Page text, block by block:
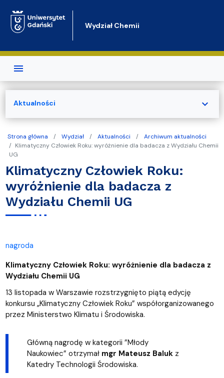
Wydział Chemii
Strona główna Wydział Aktualności
Archiwum aktualności
Klimatyczny Człowiek Roku: wyróżnienie dla badacza z Wydziału Chemii
UG
Klimatyczny Człowiek Roku:
wyróżnienie dla badacza z
Wydziału Chemii UG
nagroda
Klimatyczny Człowiek Roku: wyróżnienie dla badacza z
Wydziału Chemii UG
13 listopada w Warszawie rozstrzygnięto piątą edycję
konkursu „Klimatyczny Człowiek Roku” współorganizowanego
przez Ministerstwo Klimatu i Środowiska.
Główną nagrodę w kategorii ”Młody
Naukowiec” otrzymał mgr Mateusz Balukz
Katedry Technologii Środowiska.
Aktualności expand_more